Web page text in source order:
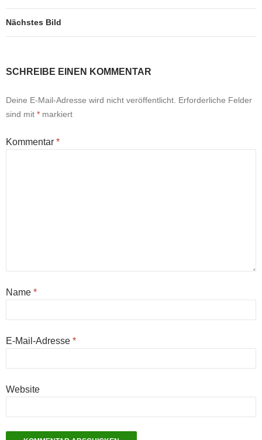
Nächstes Bild
SCHREIBE EINEN KOMMENTAR
Deine E-Mail-Adresse wird nicht veröffentlicht. Erforderliche Felder
sind mit * markiert
Kommentar *
Name *
E-Mail-Adresse *
Website